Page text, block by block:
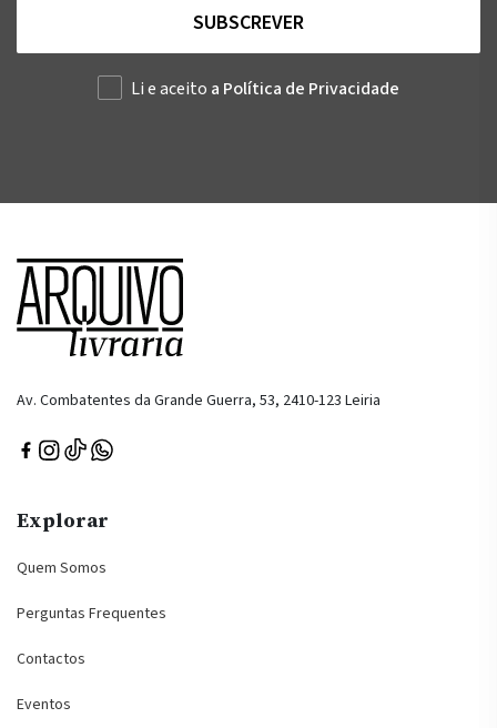
SUBSCREVER
Li e aceito a Política de Privacidade
Av. Combatentes da Grande Guerra, 53, 2410-123 Leiria
Explorar
Quem Somos
Perguntas Frequentes
Contactos
Eventos